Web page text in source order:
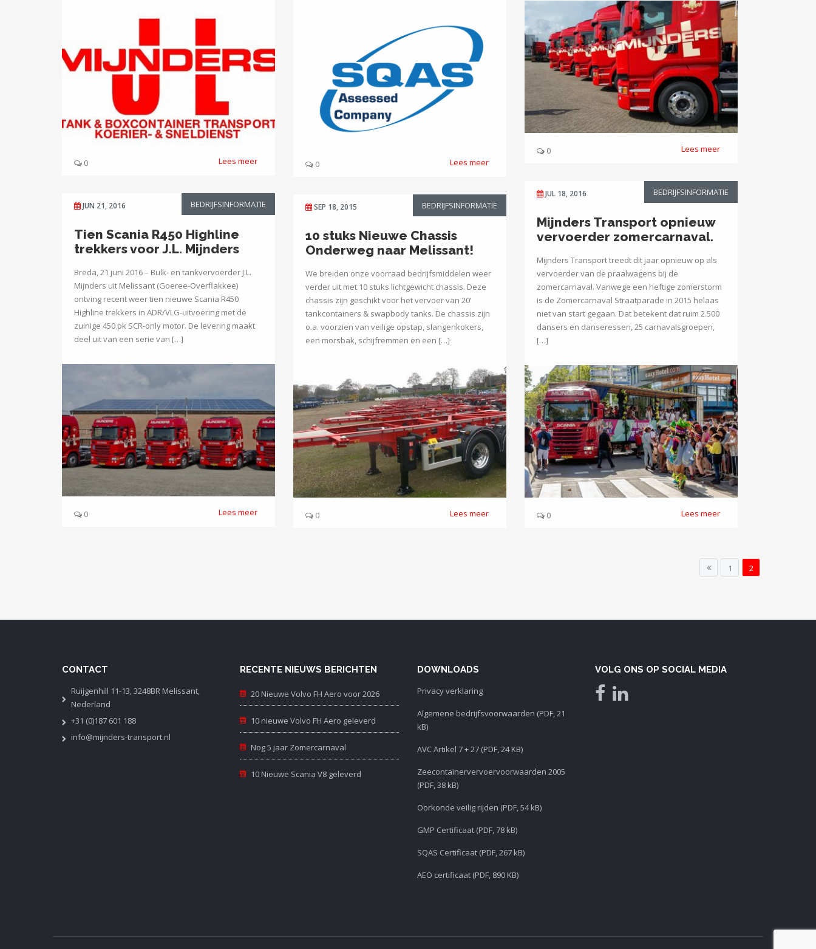
0 Lees meer 0 Lees meer
0 Lees meer
JUL 18, 2016 BEDRIJFSINFORMATIE
Mijnders Transport opnieuw
vervoerder zomercarnaval.
Mijnders Transport treedt dit jaar opnieuw op als
vervoerder van de praalwagens bij de
zomercarnaval. Vanwege een heftige zomerstorm
is de Zomercarnaval Straatparade in 2015 helaas
niet van start gegaan. Dat betekent dat ruim 2.500
dansers en danseressen, 25 carnavalsgroepen,
[…]
0 Lees meer
JUN 21, 2016 BEDRIJFSINFORMATIE
Tien Scania R450 Highline
trekkers voor J.L. Mijnders
Breda, 21 juni 2016 – Bulk- en tankvervoerder J.L.
Mijnders uit Melissant (Goeree-Overflakkee)
ontving recent weer tien nieuwe Scania R450
Highline trekkers in ADR/VLG-uitvoering met de
zuinige 450 pk SCR-only motor. De levering maakt
deel uit van een serie van […]
0 Lees meer
SEP 18, 2015 BEDRIJFSINFORMATIE
10 stuks Nieuwe Chassis
Onderweg naar Melissant!
We breiden onze voorraad bedrijfsmiddelen weer
verder uit met 10 stuks lichtgewicht chassis. Deze
chassis zijn geschikt voor het vervoer van 20’
tankcontainers & swapbody tanks. De chassis zijn
o.a. voorzien van veilige opstap, slangenkokers,
een morsbak, schijfremmen en een […]
0 Lees meer
1 2
CONTACT
Ruijgenhill 11-13, 3248BR Melissant,
Nederland
+31 (0)187 601 188
info@mijnders-transport.nl
RECENTE NIEUWS BERICHTEN
20 Nieuwe Volvo FH Aero voor 2026
10 nieuwe Volvo FH Aero geleverd
Nog 5 jaar Zomercarnaval
10 Nieuwe Scania V8 geleverd
DOWNLOADS
Privacy verklaring
Algemene bedrijfsvoorwaarden (PDF, 21
kB)
AVC Artikel 7 + 27 (PDF, 24 KB)
Zeecontainervervoervoorwaarden 2005
(PDF, 38 kB)
Oorkonde veilig rijden (PDF, 54 kB)
GMP Certificaat (PDF, 78 kB)
SQAS Certificaat (PDF, 267 kB)
AEO certificaat (PDF, 890 KB)
VOLG ONS OP SOCIAL MEDIA